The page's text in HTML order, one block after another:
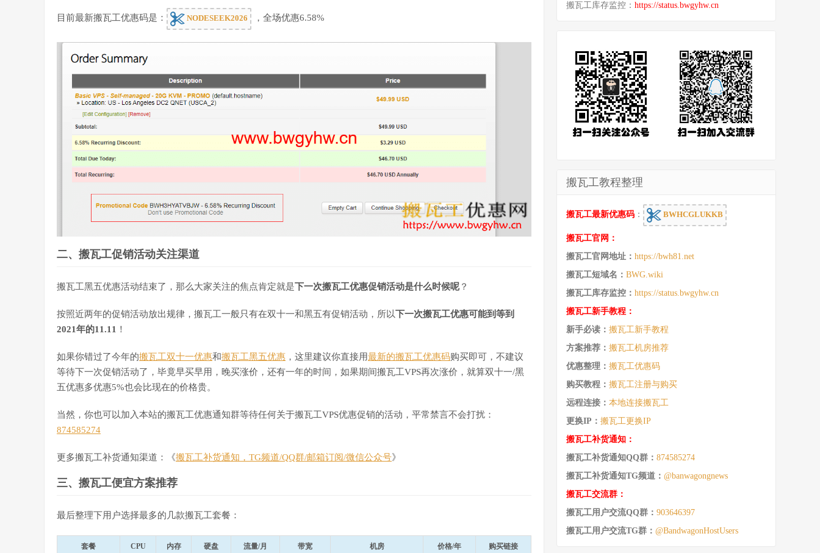
目前最新搬瓦工优惠码是： NODESEEK2026 ，全场优惠6.58%
二、搬瓦工促销活动关注渠道
搬瓦工黑五优惠活动结束了，那么大家关注的焦点肯定就是下一次搬瓦工优惠促销活动是什么时候呢 ？
按照近两年的促销活动放出规律，搬瓦工一般只有在双十一和黑五有促销活动，所以下一次搬瓦工优惠可能到等到
2021年的11.11 ！
如果你错过了今年的搬瓦工双十一优惠和搬瓦工黑五优惠 ，这里建议你直接用最新的搬瓦工优惠码购买即可，不建议
等待下一次促销活动了，毕竟早买早用，晚买涨价，还有一年的时间，如果期间搬瓦工VPS再次涨价，就算双十一/黑
五优惠多优惠5%也会比现在的价格贵。
当然，你也可以加入本站的搬瓦工优惠通知群等待任何关于搬瓦工VPS优惠促销的活动，平常禁言不会打扰：
874585274
更多搬瓦工补货通知渠道：《搬瓦工补货通知，TG频道/QQ群/邮箱订阅/微信公众号》
三、搬瓦工便宜方案推荐
最后整理下用户选择最多的几款搬瓦工套餐：
套餐 CPU 内存 硬盘 流量/月 带宽 机房 价格/年 购买链接
搬瓦工库存监控： https://status.bwgyhw.cn
搬瓦工教程整理
搬瓦工最新优惠码 ： BWHCGLUKKB
搬瓦工官网：
搬瓦工官网地址： https://bwh81.net
搬瓦工短域名： BWG.wiki
搬瓦工库存监控： https://status.bwgyhw.cn
搬瓦工新手教程：
新手必读： 搬瓦工新手教程
方案推荐： 搬瓦工机房推荐
优惠整理： 搬瓦工优惠码
购买教程： 搬瓦工注册与购买
远程连接： 本地连接搬瓦工
更换IP： 搬瓦工更换IP
搬瓦工补货通知：
搬瓦工补货通知QQ群： 874585274
搬瓦工补货通知TG频道： @banwagongnews
搬瓦工交流群：
搬瓦工用户交流QQ群： 903646397
搬瓦工用户交流TG群： @BandwagonHostUsers